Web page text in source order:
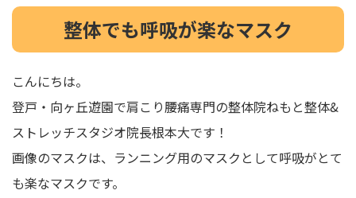
整体でも呼吸が楽なマスク
こんにちは。
登戸・向ヶ丘遊園で肩こり腰痛専門の整体院ねもと整体&
ストレッチスタジオ院長根本大です！
画像のマスクは、ランニング用のマスクとして呼吸がとて
も楽なマスクです。